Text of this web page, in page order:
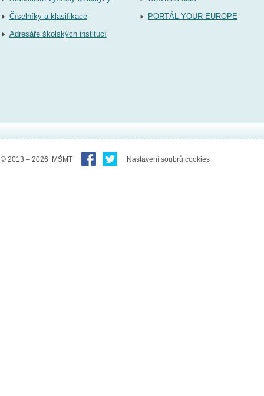
Číselníky a klasifikace
Adresáře školských institucí
PORTÁL YOUR EUROPE
© 2013 – 2026 MŠMT Nastavení soubrů cookies